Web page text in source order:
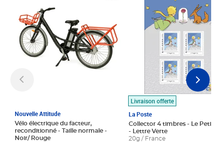
Nouvelle Attitude
Vélo électrique du facteur,
reconditionné - Taille normale -
Noir/ Rouge
Livraison offerte
La Poste
Collector 4 timbres - Le Petit
- Lettre Verte
20g / France